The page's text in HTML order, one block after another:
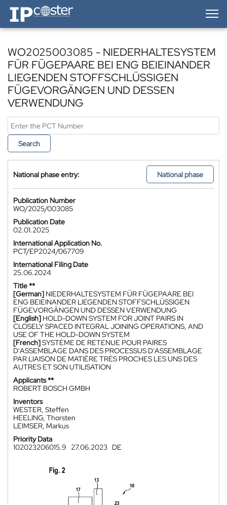
IP-Coster — Home
WO2025003085 - NIEDERHALTESYSTEM
FÜR FÜGEPAARE BEI ENG BEIEINANDER
LIEGENDEN STOFFSCHLÜSSIGEN
FÜGEVORGÄNGEN UND DESSEN
VERWENDUNG
Search
National phase entry: National phase
Publication Number
WO/2025/003085
Publication Date
02.01.2025
International Application No.
PCT/EP2024/067709
International Filing Date
25.06.2024
Title **
[German] NIEDERHALTESYSTEM FÜR FÜGEPAARE BEI
ENG BEIEINANDER LIEGENDEN STOFFSCHLÜSSIGEN
FÜGEVORGÄNGEN UND DESSEN VERWENDUNG
[English] HOLD-DOWN SYSTEM FOR JOINT PAIRS IN
CLOSELY SPACED INTEGRAL JOINING OPERATIONS, AND
USE OF THE HOLD-DOWN SYSTEM
[French]SYSTÈME DE RETENUE POUR PAIRES
D'ASSEMBLAGE DANS DES PROCESSUS D'ASSEMBLAGE
PAR LIAISON DE MATIÈRE TRÈS PROCHES LES UNS DES
AUTRES ET SON UTILISATION
Applicants **
ROBERT BOSCH GMBH
Inventors
WESTER, Steffen
HEELING, Thorsten
LEIMSER, Markus
Priority Data
102023206015.9
27.06.2023 DE